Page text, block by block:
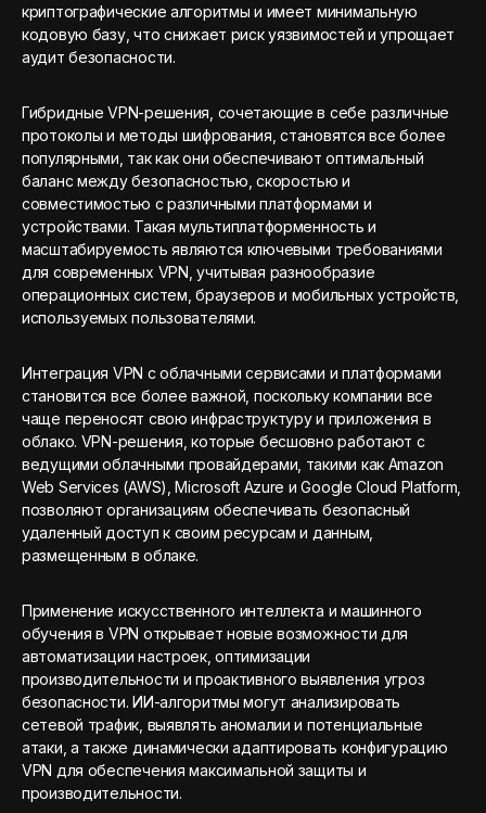
криптографические алгоритмы и имеет минимальную
кодовую базу, что снижает риск уязвимостей и упрощает
аудит безопасности.
Гибридные VPN-решения, сочетающие в себе различные
протоколы и методы шифрования, становятся все более
популярными, так как они обеспечивают оптимальный
баланс между безопасностью, скоростью и
совместимостью с различными платформами и
устройствами. Такая мультиплатформенность и
масштабируемость являются ключевыми требованиями
для современных VPN, учитывая разнообразие
операционных систем, браузеров и мобильных устройств,
используемых пользователями.
Интеграция VPN с облачными сервисами и платформами
становится все более важной, поскольку компании все
чаще переносят свою инфраструктуру и приложения в
облако. VPN-решения, которые бесшовно работают с
ведущими облачными провайдерами, такими как Amazon
Web Services (AWS), Microsoft Azure и Google Cloud Platform,
позволяют организациям обеспечивать безопасный
удаленный доступ к своим ресурсам и данным,
размещенным в облаке.
Применение искусственного интеллекта и машинного
обучения в VPN открывает новые возможности для
автоматизации настроек, оптимизации
производительности и проактивного выявления угроз
безопасности. ИИ-алгоритмы могут анализировать
сетевой трафик, выявлять аномалии и потенциальные
атаки, а также динамически адаптировать конфигурацию
VPN для обеспечения максимальной защиты и
производительности.